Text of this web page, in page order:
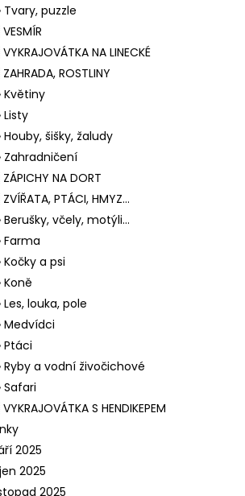
Tvary, puzzle
NA LINECKÉ
ROSTLINY
Květiny
Listy
Houby, šišky, žaludy
Zahradničení
NA DORT
PTÁCI, HMYZ...
Berušky, včely, motýli...
Farma
Kočky a psi
Koně
Les, louka, pole
Medvídci
Ptáci
Ryby a vodní živočichové
Safari
S HENDIKEPEM
2025
2025
2025